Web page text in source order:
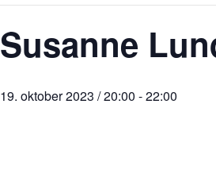
Susanne
19. oktober 2023 / 20:00 -22:00